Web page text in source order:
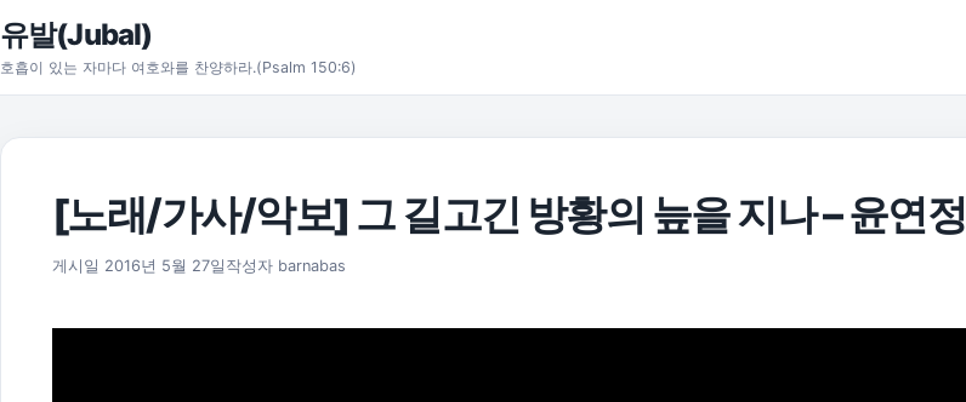
본문으로 건너뛰기
유발(Jubal)
호흡이 있는 자마다 여호와를 찬양하라.(Psalm 150:6)
[노래/가사/악보] 그 길고긴 방황의 늪을 지나 – 윤연정
게시일 2016년 5월 27일 2025년 11월 18일
작성자 barnabas